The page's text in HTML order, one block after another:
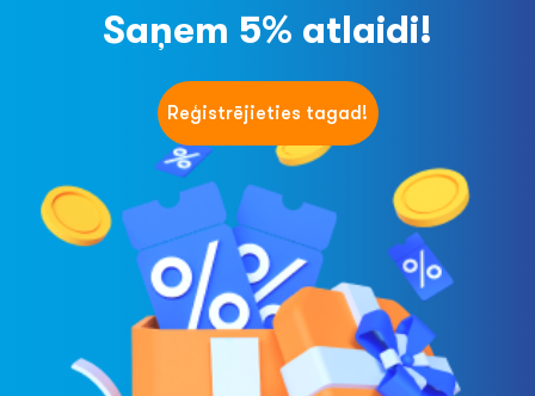
Saņem 5% atlaidi!
Reģistrējieties tagad!